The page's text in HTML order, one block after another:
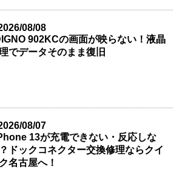
08/08
902KCの画面が映らない！液晶
でデータそのまま復旧
08/07
13が充電できない・反応しな
ドックコネクター交換修理ならクイ
名古屋へ！